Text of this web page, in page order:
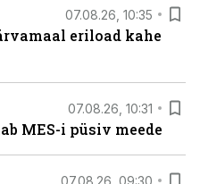
07.08.26, 10:35
eriload kahe
07.08.26, 10:31
MES-i püsiv meede
07.08.26, 09:30